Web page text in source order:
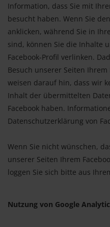
Information, dass Sie mit
besucht haben. Wenn Sie
anklicken, während Sie in
sind, können Sie die Inhalte
Facebook-Profil verlinken.
Besuch unserer Seiten
weisen darauf hin, dass wir
Inhalt der übermittelten
Facebook haben.
Datenschutzerklärung von
Wenn Sie nicht wünschen,
unserer Seiten Ihrem
loggen Sie sich bitte aus
Nutzung von Google